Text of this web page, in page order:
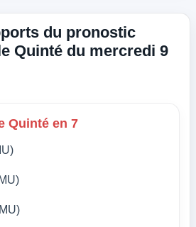
du pronostic
Quinté du mercredi 9
Quinté en 7